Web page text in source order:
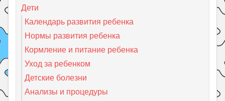
Дети
Календарь развития ребенка
Нормы развития ребенка
Кормление и питание ребенка
Уход за ребенком
Детские болезни
Анализы и процедуры